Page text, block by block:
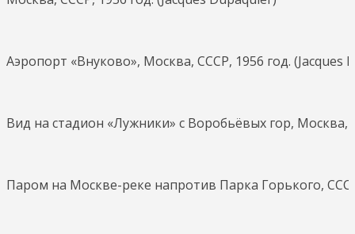
Аэропорт «Внуково», Москва, СССР, 1956 год. (Jacques
Вид на стадион «Лужники» с Воробьёвых гор, Москва,
Паром на Москве-реке напротив Парка Горького,